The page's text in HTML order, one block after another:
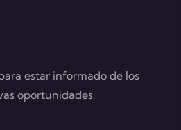
estar informado de los
oportunidades.